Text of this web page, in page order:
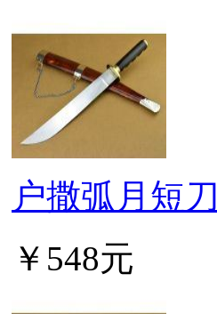
户撒弧月短刀
￥548元